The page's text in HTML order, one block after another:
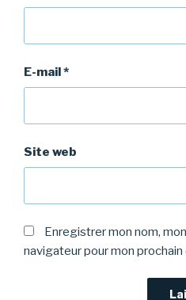
E-mail*
Site web
Enregistrer mon nom,
navigateur pour mon